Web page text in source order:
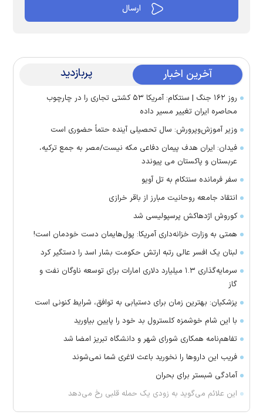
آخرین اخبار پربازدید
روز ۱۶۲ جنگ | سنتکام: آمریکا ۵۳ کشتی تجاری را در چارچوب
محاصره ایران تغییر مسیر داده
وزیر آموزش‌وپرورش: سال تحصیلی آینده حتماً حضوری است
فیدان: ایران هدف پیمان دفاعی مکه نیست/مصر به جمع ترکیه،
عربستان و پاکستان می پیوندد
سفر فرمانده سنتکام به تل آویو
انتقاد جامعه روحانیت مبارز از باقر خرازی
کوروش اژدهاکش پرسپولیسی شد
همتی به وزارت خزانه‌داری آمریکا: پول‌هایمان دست خودمان است!
لبنان یک افسر عالی رتبه ارتش حکومت بشار اسد را دستگیر کرد
سرمایه‌گذاری ۱.۳ میلیارد دلاری امارات برای توسعه ناوگان نفت و
گاز
پزشکیان: بهترین زمان برای دستیابی به توافق، شرایط کنونی است
با این شام خوشمزه کلسترول بد خود را پایین بیاورید
تفاهم‌نامه همکاری شورای شهر و دانشگاه تبریز امضا شد
فریب این دارو‌ها را نخورید باعث لاغری شما نمی‌شوند
آمادگی شبستر برای بحران
این علائم می‌گوید به زودی یک حمله قلبی رخ می‌دهد